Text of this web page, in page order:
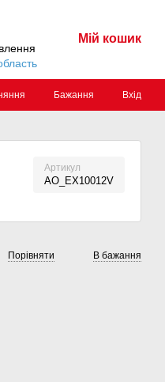
Мій кошик
Бажання Вхід
Артикул
AO_EX10012V
Порівняти В бажання